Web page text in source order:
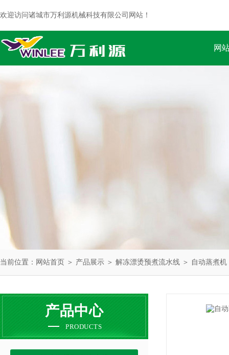
欢迎访问诸城市万利源机械科技有限公司网站！
网
当前位置： 网站首页 ＞ 产品展示 ＞ 解冻漂烫预煮流水线 ＞ 自动蒸煮机
产品中心
PRODUCTS